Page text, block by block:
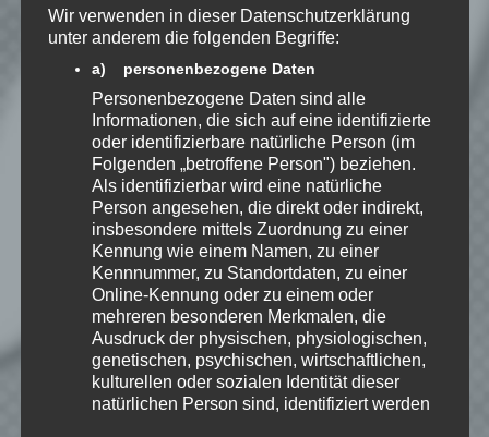
Benachrichtige mich über
nachfolgende Kommentare via E-
Mail.
Benachrichtige mich über neue
Beiträge via E-Mail.
EmKa
Ich bin leidenschaftlicher
Gamer und schaue mir
eigentlich alles Neue an.
Jedes Spiel hat seine faire
Wir verwenden in dieser Datenschutzerklärung
unter anderem die folgenden Begriffe:
a) personenbezogene Daten
Personenbezogene Daten sind alle
Informationen, die sich auf eine identifizierte
oder identifizierbare natürliche Person (im
Folgenden „betroffene Person") beziehen.
Als identifizierbar wird eine natürliche
Person angesehen, die direkt oder indirekt,
insbesondere mittels Zuordnung zu einer
Kennung wie einem Namen, zu einer
Kennnummer, zu Standortdaten, zu einer
Online-Kennung oder zu einem oder
mehreren besonderen Merkmalen, die
Ausdruck der physischen, physiologischen,
genetischen, psychischen, wirtschaftlichen,
kulturellen oder sozialen Identität dieser
natürlichen Person sind, identifiziert werden